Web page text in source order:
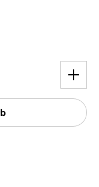
Wert ein